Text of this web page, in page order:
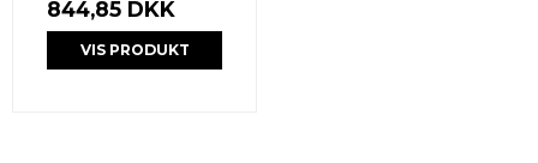
844,85 DKK
VIS PRODUKT